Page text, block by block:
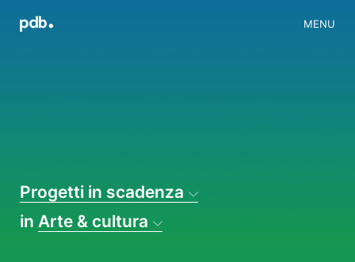
MENU
Progetti in scadenza
in Arte & cultura